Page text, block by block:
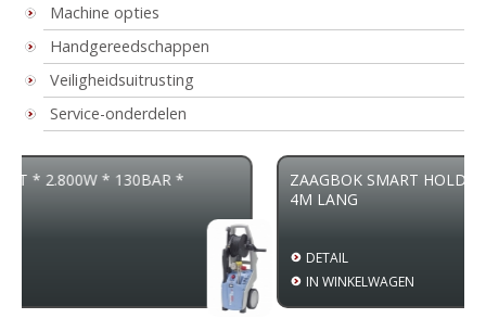
Machine opties
Handgereedschappen
Veiligheidsuitrusting
Service-onderdelen
*
ZAAGBOK SMART HOLDER GESCHIKT
DETAIL
IN WINKELWAGEN